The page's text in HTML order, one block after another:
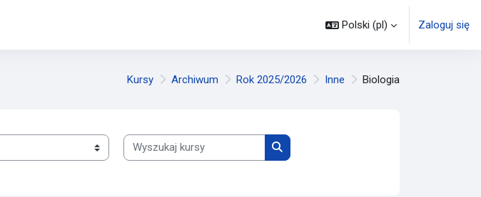
Polski ‎(pl)‎ Zaloguj się
Kursy Archiwum Rok 2025/2026 Inne Biologia
Wyszukaj kursy
Wyszukaj kursy